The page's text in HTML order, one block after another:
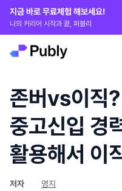
지금 바로 무료체험 해보세요!
나의 커리어 시작과 끝, 퍼블리
존버vs이직
중고신입 경
활용해서 이
저자 영지